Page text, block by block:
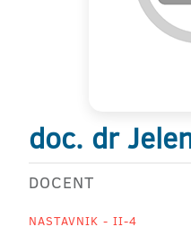
doc. dr
DOCENT
NASTAVNIK - II-4